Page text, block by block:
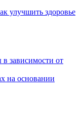
улучшить здоровье
зависимости от
на основании